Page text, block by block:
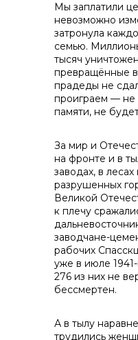
контакты
Контакты
+7 (423) 234
Мы заплатили
невозможно
затронула
семью.
тысяч
превращённые
прадеды не
проиграем — не
памяти, не
За мир и
на фронте и в
заводах, в
разрушенных
Великой
к плечу
заводчане-
рабочих
уже в июле
276 из них не
бессмертен.
А в тылу
трудились